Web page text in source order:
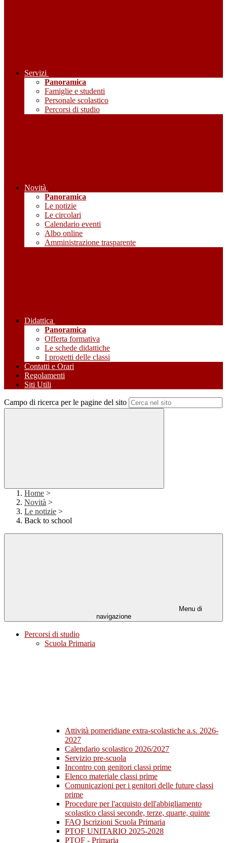
Servizi
Panoramica
Famiglie e studenti
Personale scolastico
Percorsi di studio
Novità
Panoramica
Le notizie
Le circolari
Calendario eventi
Albo online
Amministrazione trasparente
Didattica
Panoramica
Offerta formativa
Le schede didattiche
I progetti delle classi
Contatti e Orari
Regolamenti
Siti Utili
Campo di ricerca per le pagine del sito
Home >
Novità >
Le notizie >
Back to school
Menu di
navigazione
Percorsi di studio
Scuola Primaria
Attività pomeridiane extra-scolastiche a.s. 2026-
2027
Calendario scolastico 2026/2027
Servizio pre-scuola
Incontro con genitori classi prime
Elenco materiale classi prime
Comunicazioni per i genitori delle future classi
prime
Procedure per l'acquisto dell'abbigliamento
scolastico classi seconde, terze, quarte, quinte
FAQ Iscrizioni Scuola Primaria
PTOF UNITARIO 2025-2028
PTOF - Primaria